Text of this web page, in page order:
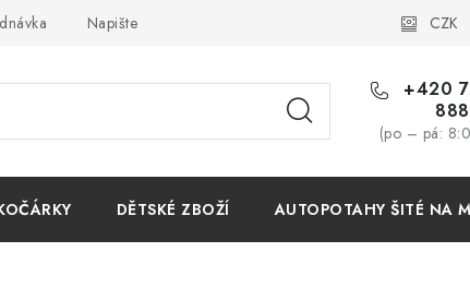
Napište nám Obchodní podmínky
CZK
+420
888
(po – pá:
DĚTSKÉ ZBOŽÍ AUTOPOTAHY ŠITÉ NA